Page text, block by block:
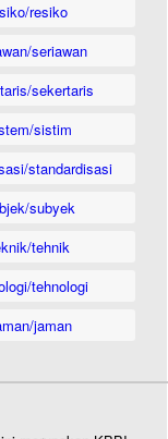
resiko
seriawan
sekertaris
sistim
standardisasi
subyek
tehnik
tehnologi
jaman